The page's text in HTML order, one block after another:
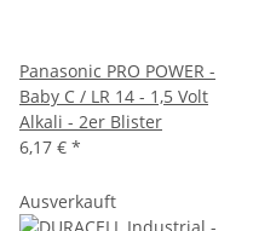
Panasonic PRO POWER -
Baby C / LR 14 - 1,5 Volt
Alkali - 2er Blister
6,17 € *
Ausverkauft